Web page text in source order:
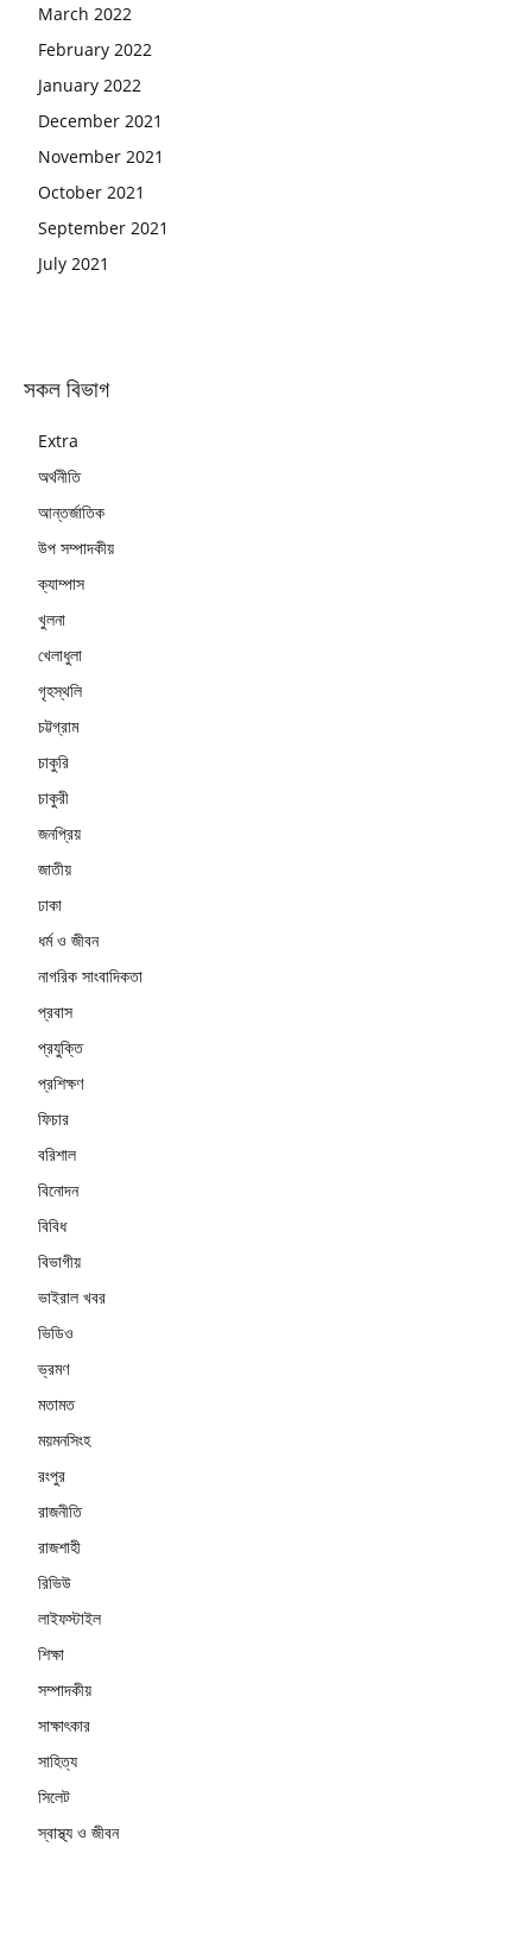
March 2022
February 2022
January 2022
December 2021
November 2021
October 2021
September 2021
July 2021
সকল বিভাগ
Extra
অর্থনীতি
আন্তর্জাতিক
উপ সম্পাদকীয়
ক্যাম্পাস
খুলনা
খেলাধুলা
গৃহস্থলি
চট্টগ্রাম
চাকুরি
চাকুরী
জনপ্রিয়
জাতীয়
ঢাকা
ধর্ম ও জীবন
নাগরিক সাংবাদিকতা
প্রবাস
প্রযুক্তি
প্রশিক্ষণ
ফিচার
বরিশাল
বিনোদন
বিবিধ
বিভাগীয়
ভাইরাল খবর
ভিডিও
ভ্রমণ
মতামত
ময়মনসিংহ
রংপুর
রাজনীতি
রাজশাহী
রিভিউ
লাইফস্টাইল
শিক্ষা
সম্পাদকীয়
সাক্ষাৎকার
সাহিত্য
সিলেট
স্বাস্থ্য ও জীবন